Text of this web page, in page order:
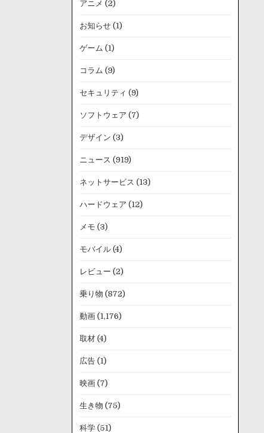
アニメ (2)
お知らせ(1)
ゲーム (1)
コラム (9)
セキュリティ (9)
ソフトウェア (7)
デザイン (3)
ニュース (919)
ネットサービス (13)
ハードウェア (12)
メモ (3)
モバイル(4)
レビュー (2)
乗り物 (872)
動画(1,176)
取材(4)
広告(1)
映画(7)
生き物 (75)
科学(51)